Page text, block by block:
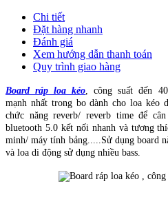
Chi tiết
Đặt hàng nhanh
Đánh giá
Xem hướng dẫn thanh toán
Quy trình giao hàng
Board ráp loa kéo , công suất đến
mạnh nhất trong bo dành cho loa kéo
chức năng reverb/ reverb time để
bluetooth 5.0 kết nối nhanh và tương
minh/ máy tính bảng.....Sử dụng board
và loa di động sử dụng nhiều bass.